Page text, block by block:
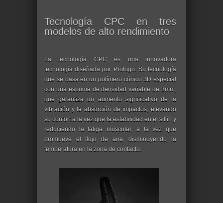
Tecnología CPC en tres
modelos de alto rendimiento
La tecnología CPC es una innovadora
tecnología diseñada por Prologo. Su tecnología
que se basa en un polímero cónico 3D especial
con una espuma de densidad variable de 3mm,
que garantiza un aumento significativo de la
vibración y la absorción de impactos, elevando
su confort a la vez que la estabilidad en el sillín y
reduciendo la fatiga muscular, a la vez que
promueve el flujo de aire, disminuyendo la
temperatura en la zona de contacto.